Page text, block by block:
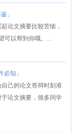
」
论文摘要比较苦恼，
以帮到你哦。...
知」
己的论文答辩时刻准
论文摘要，很多同学